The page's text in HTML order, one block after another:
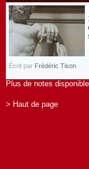
Écrit par Frédéric Tison
Plus de notes
> Haut de page